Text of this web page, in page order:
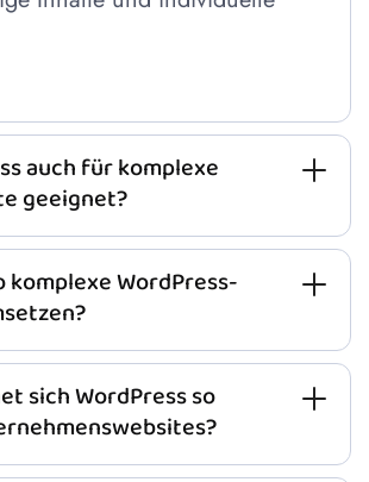
auch für komplexe
geeignet?
komplexe WordPress-
sich WordPress so